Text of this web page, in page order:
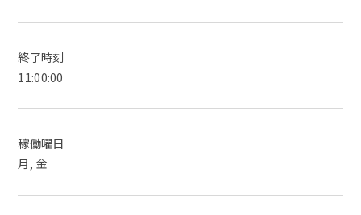
終了時刻
11:00:00
稼働曜日
月, 金